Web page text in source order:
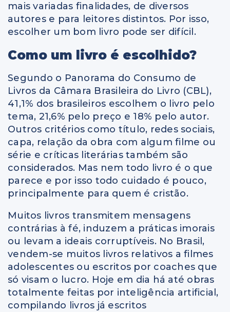
mais variadas finalidades, de diversos
autores e para leitores distintos. Por isso,
escolher um bom livro pode ser difícil.
Como um livro é escolhido?
Segundo o Panorama do Consumo de
Livros da Câmara Brasileira do Livro (CBL),
41,1% dos brasileiros escolhem o livro pelo
tema, 21,6% pelo preço e 18% pelo autor.
Outros critérios como título, redes sociais,
capa, relação da obra com algum filme ou
série e críticas literárias também são
considerados. Mas nem todo livro é o que
parece e por isso todo cuidado é pouco,
principalmente para quem é cristão.
Muitos livros transmitem mensagens
contrárias à fé, induzem a práticas imorais
ou levam a ideais corruptíveis. No Brasil,
vendem-se muitos livros relativos a filmes
adolescentes ou escritos por coaches que
só visam o lucro. Hoje em dia há até obras
totalmente feitas por inteligência artificial,
compilando livros já escritos